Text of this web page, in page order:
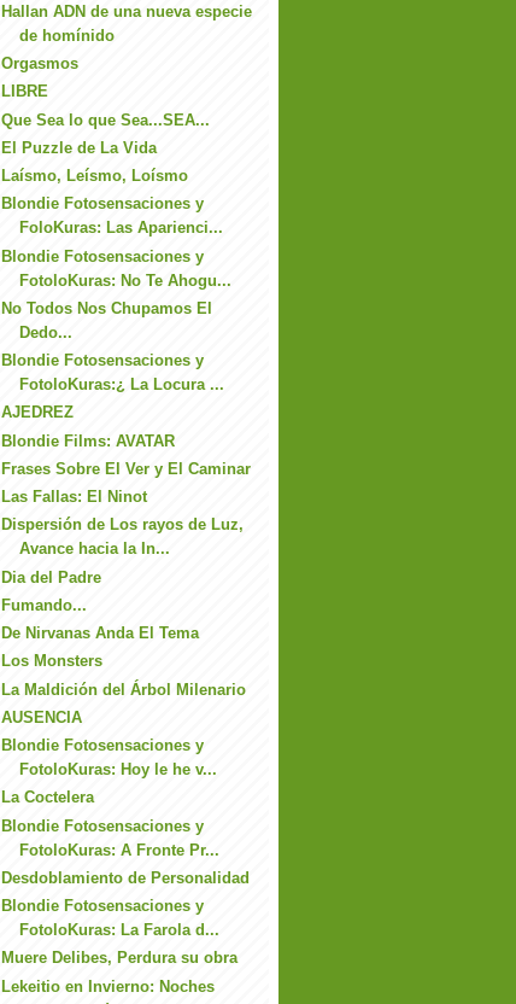
Hallan ADN de una nueva especie
de homínido
Orgasmos
LIBRE
Que Sea lo que Sea...SEA...
El Puzzle de La Vida
Laísmo, Leísmo, Loísmo
Blondie Fotosensaciones y
FoloKuras: Las Aparienci...
Blondie Fotosensaciones y
FotoloKuras: No Te Ahogu...
No Todos Nos Chupamos El
Dedo...
Blondie Fotosensaciones y
FotoloKuras:¿ La Locura ...
AJEDREZ
Blondie Films: AVATAR
Frases Sobre El Ver y El Caminar
Las Fallas: El Ninot
Dispersión de Los rayos de Luz,
Avance hacia la In...
Dia del Padre
Fumando...
De Nirvanas Anda El Tema
Los Monsters
La Maldición del Árbol Milenario
AUSENCIA
Blondie Fotosensaciones y
FotoloKuras: Hoy le he v...
La Coctelera
Blondie Fotosensaciones y
FotoloKuras: A Fronte Pr...
Desdoblamiento de Personalidad
Blondie Fotosensaciones y
FotoloKuras: La Farola d...
Muere Delibes, Perdura su obra
Lekeitio en Invierno: Noches